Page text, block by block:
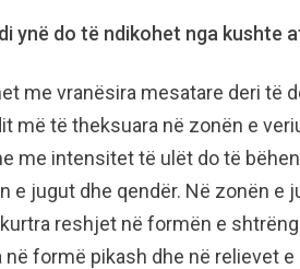
ynë do të ndikohet nga kushte
me vranësira mesatare deri të
më të theksuara në zonën e
me intensitet të ulët do të
e jugut dhe qendër. Në zonën e
reshjet në formën e
formë pikash dhe në relievet